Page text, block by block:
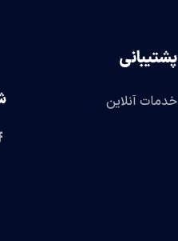
پشتیبانی
خدمات آنلاین